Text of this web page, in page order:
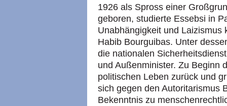
1926 als Spross einer
geboren, studierte Essebsi in
Unabhängigkeit und
Habib Bourguibas. Unter
die nationalen
und Außenminister. Zu Beginn
politischen Leben zurück und
sich gegen den Autoritarismus
Bekenntnis zu